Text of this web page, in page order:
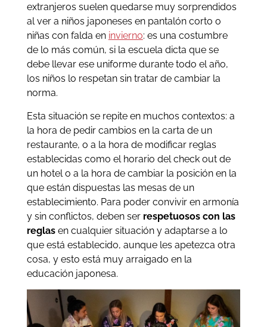
extranjeros suelen quedarse muy sorprendidos
al ver a niños japoneses en pantalón corto o
niñas con falda en invierno: es una costumbre
de lo más común, si la escuela dicta que se
debe llevar ese uniforme durante todo el año,
los niños lo respetan sin tratar de cambiar la
norma.
Esta situación se repite en muchos contextos: a
la hora de pedir cambios en la carta de un
restaurante, o a la hora de modificar reglas
establecidas como el horario del check out de
un hotel o a la hora de cambiar la posición en la
que están dispuestas las mesas de un
establecimiento. Para poder convivir en armonía
y sin conflictos, deben ser respetuosos con las
reglasen cualquier situación y adaptarse a lo
que está establecido, aunque les apetezca otra
cosa, y esto está muy arraigado en la
educación japonesa.